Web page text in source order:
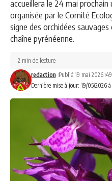
accueillera le 24 mai prochain
organisée par le Comité
signe des orchidées
chaîne pyrénéenne.
Dernière mise à jour: 19/05/2026
redaction Publié 19 mai 2026
2 min de lecture